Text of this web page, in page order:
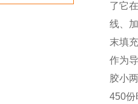
了它
线、
末填
作为
胶小
450份